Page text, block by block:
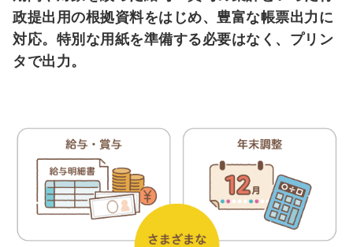
政提出用の根拠資料をはじめ、豊富な帳票出力に
対応。特別な用紙を準備する必要はなく、プリン
タで出力。